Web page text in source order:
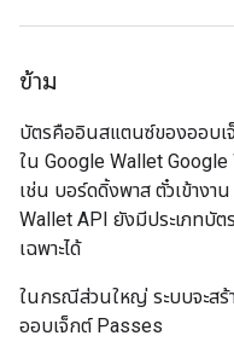
ข้าม
บัตรคืออินสแตนซ์ของออบเ
ใน Google Wallet
เช่น บอร์ดดิ้งพาส ตั๋วเข้างา
Wallet API ยังมีประเภทบัต
เฉพาะได้
ในกรณีส่วนใหญ่ ระบบจะสร้
ออบเจ็กต์ Passes